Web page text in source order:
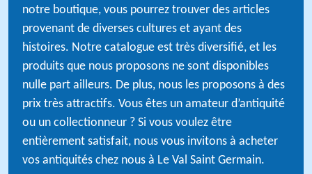
notre boutique, vous pourrez trouver des articles
provenant de diverses cultures et ayant des
histoires. Notre catalogue est très diversifié, et les
produits que nous proposons ne sont disponibles
nulle part ailleurs. De plus, nous les proposons à des
prix très attractifs. Vous êtes un amateur d’antiquité
ou un collectionneur ? Si vous voulez être
entièrement satisfait, nous vous invitons à acheter
vos antiquités chez nous à Le Val Saint Germain.